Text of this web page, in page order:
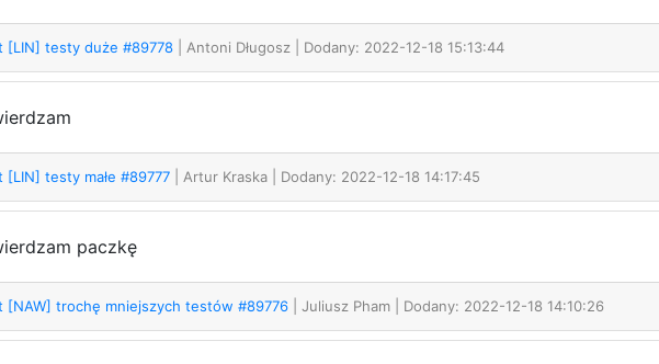
[LIN] testy duże #89778 | Antoni Długosz | Dodany: 2022-12-18 15:13:44
[LIN] testy małe #89777 | Artur Kraska | Dodany: 2022-12-18 14:17:45
paczkę
[NAW] trochę mniejszych testów #89776 | Juliusz Pham | Dodany: 2022-12-18 14:10:26